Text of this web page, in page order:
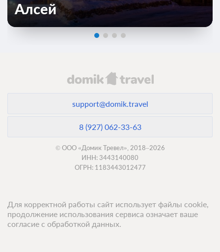
Алсей
support@domik.travel
8 (927) 062-33-63
© ООО «Домик Тревел», 2018–2026
ИНН: 3443140080
ОГРН: 1183443012477
Для корректной работы сайт использует файлы cookie,
продолжение использования сервиса означает ваше
согласие с обработкой данных.